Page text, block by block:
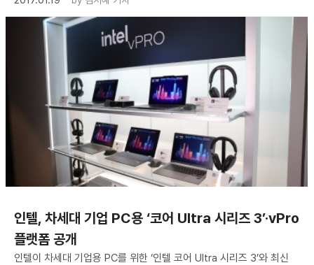
인텔, 차세대 기업 PC용 ‘코어 Ultra 시리즈 3’·vPro
플랫폼 공개
인텔이 차세대 기업용 PC를 위한 ‘인텔 코어 Ultra 시리즈 3’와 최신